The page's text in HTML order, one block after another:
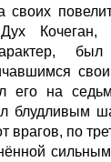
своих
Кочеган,
его на
блудливым
врагов, по